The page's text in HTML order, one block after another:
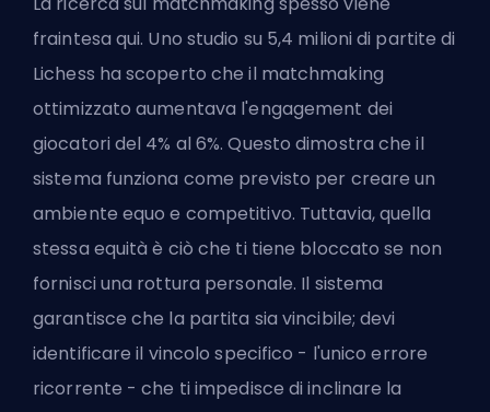
fraintesa qui. Uno studio su 5,4 milioni di partite di
Lichess ha scoperto che il matchmaking
ottimizzato aumentava l'engagement dei
giocatori del 4% al 6%. Questo dimostra che il
sistema funziona come previsto per creare un
ambiente equo e competitivo. Tuttavia, quella
stessa equità è ciò che ti tiene bloccato se non
fornisci una rottura personale. Il sistema
garantisce che la partita sia vincibile; devi
identificare il vincolo specifico - l'unico errore
ricorrente - che ti impedisce di inclinare la